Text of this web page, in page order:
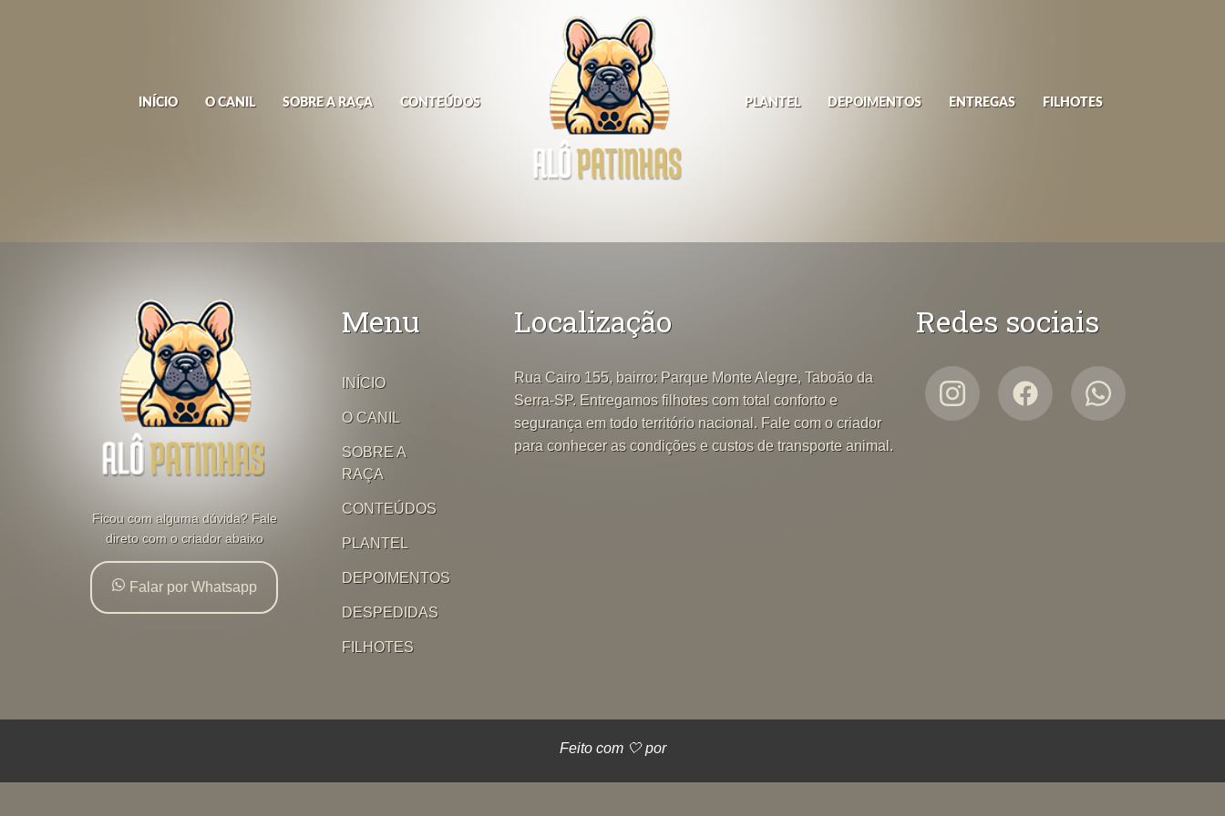
INÍCIO O CANIL SOBRE A RAÇA CONTEÚDOS PLANTEL DEPOIMENTOS ENTREGAS FILHOTES
Ficou com alguma dúvida? Fale
direto com o criador abaixo
Falar por Whatsapp
Menu
INÍCIO
O CANIL
SOBRE A
RAÇA
CONTEÚDOS
PLANTEL
DEPOIMENTOS
DESPEDIDAS
FILHOTES
Localização
Rua Cairo 155, bairro: Parque Monte Alegre, Taboão da
Serra-SP. Entregamos filhotes com total conforto e
segurança em todo território nacional. Fale com o criador
para conhecer as condições e custos de transporte animal.
Redes sociais
Feito com 🤍 por